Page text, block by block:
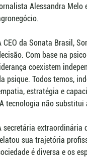
Alessandra Melo
CEO da Sonata Brasil,
Com base na
liderança coexistem
psique. Todos temos,
estratégia e
tecnologia não substitui
secretária extraordinária
sua trajetória
é diversa e os